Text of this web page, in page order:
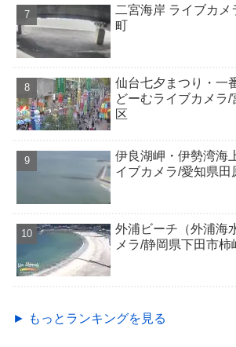
二宮海岸 ライブカメ
町
仙台七夕まつり・一
どーむライブカメラ
区
伊良湖岬・伊勢湾海
イブカメラ/愛知県田
外浦ビーチ（外浦海
メラ/静岡県下田市柿
► もっとランキングを見る